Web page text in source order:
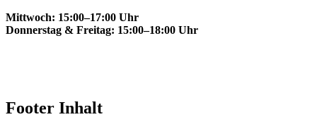
Mittwoch: 15:00–17:00 Uhr
Donnerstag & Freitag: 15:00–18:00 Uhr
Footer Inhalt